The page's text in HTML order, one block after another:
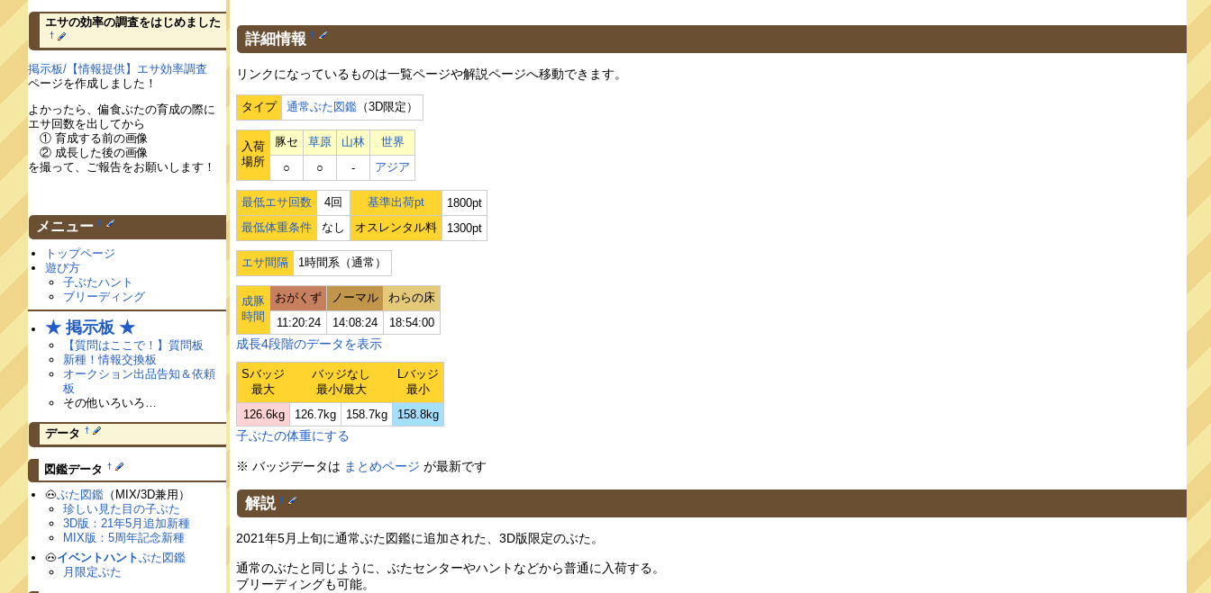
詳細情報 †
リンクになっているものは一覧ページや解説ページへ移動できます。
タイプ 通常ぶた図鑑 （3D限定）
入荷
場所
豚セ 草原 山林
世界
○
○ ‐ アジア
最低エサ回数 4回 基準出荷pt
1800pt
最低体重条件
なし オスレンタル料 1300pt
エサ間隔 1時間系（通常）
成豚
時間
おがくず ノーマル
わらの床
11:20:24
14:08:24 18:54:00
成長4段階のデータを表示
Sバッジ
最大
バッジなし
最小/最大
Lバッジ
最小
126.6kg
126.7kg 158.7kg 158.8kg
子ぶたの体重にする
※ バッジデータは まとめページ が最新です
解説 †
2021年5月上旬に通常ぶた図鑑に追加された、3D版限定のぶた。
通常のぶたと同じように、ぶたセンターやハントなどから普通に入荷する。
ブリーディングも可能。
エサの効率の調査をはじめました
†
掲示板/【情報提供】エサ効率調査
ページを作成しました！
よかったら、偏食ぶたの育成の際に
エサ回数を出してから
① 育成する前の画像
② 成長した後の画像
を撮って、ご報告をお願いします！
メニュー †
トップページ
遊び方
子ぶたハント
ブリーディング
★ 掲示板 ★
【質問はここで！】質問板
新種！情報交換板
オークション出品告知＆依頼
板
その他いろいろ…
データ †
図鑑データ †
🐽ぶた図鑑 （MIX/3D兼用）
珍しい見た目の子ぶた
3D版：21年5月追加新種
MIX版：5周年記念新種
🐽イベントハントぶた図鑑
月限定ぶた